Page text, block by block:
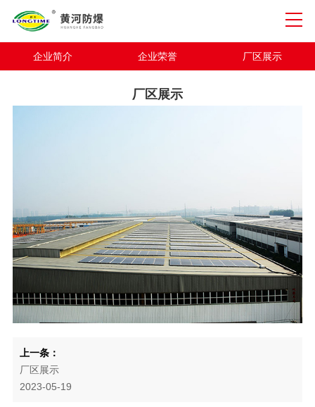
企业简介 企业荣誉 厂区展示
厂区展示
上一条：
厂区展示
2023-05-19